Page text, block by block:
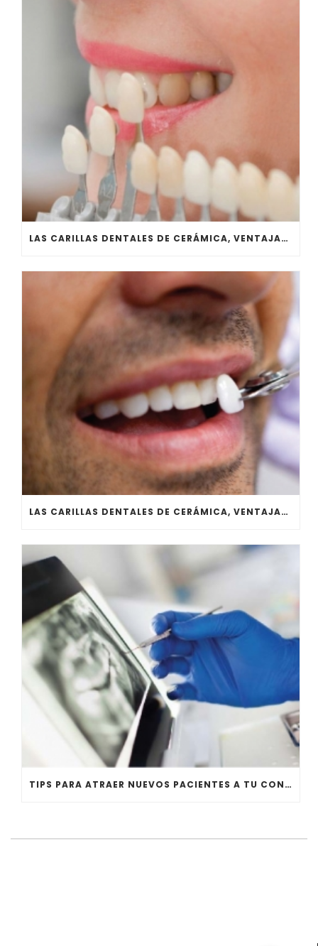
LAS CARILLAS DENTALES DE CERÁMICA, VENTAJAS Y DESVENTAJAS. PARTE II
LAS CARILLAS DENTALES DE CERÁMICA, VENTAJAS Y DESVENTAJAS. PARTE I
TIPS PARA ATRAER NUEVOS PACIENTES A TU CONSULTA DENTAL. PRIMERA PARTE